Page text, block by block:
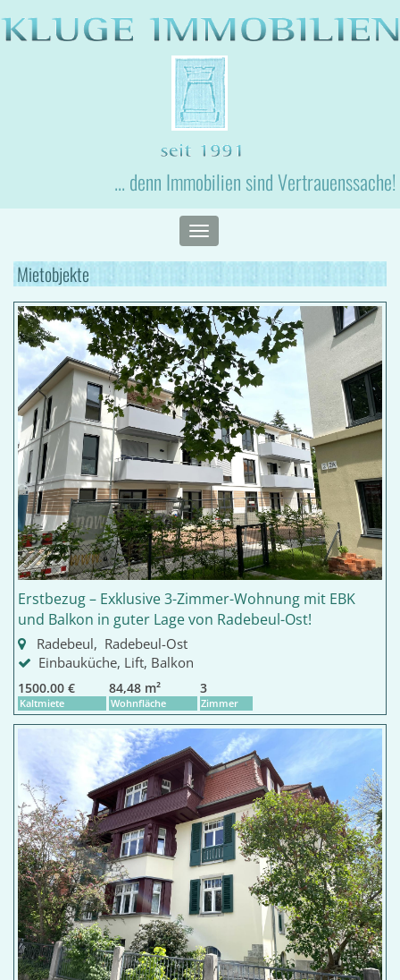
... denn Immobilien sind Vertrauenssache!
Toggle
navigation
Mietobjekte
Erstbezug – Exklusive 3-Zimmer-Wohnung mit EBK
und Balkon in guter Lage von Radebeul-Ost!
Radebeul, Radebeul-Ost
Einbauküche, Lift, Balkon
1500.00 €
Kaltmiete
84,48 m²
Wohnfläche
3
Zimmer